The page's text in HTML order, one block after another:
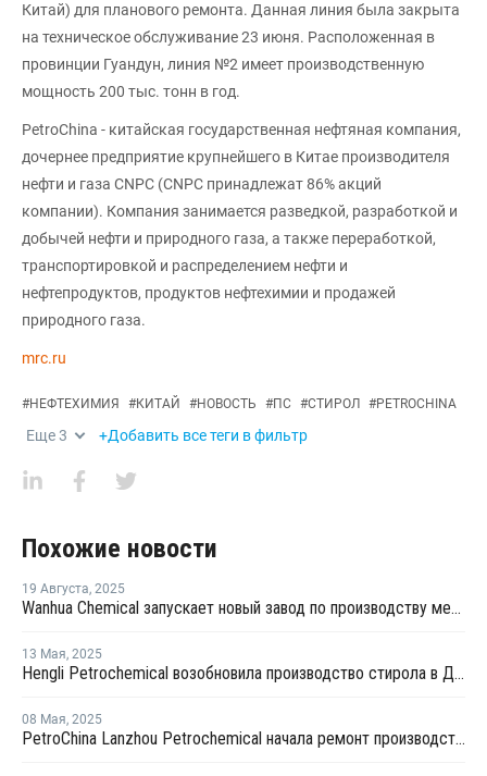
Китай) для планового ремонта. Данная линия была закрыта
на техническое обслуживание 23 июня. Расположенная в
провинции Гуандун, линия №2 имеет производственную
мощность 200 тыс. тонн в год.
PetroChina - китайская государственная нефтяная компания,
дочернее предприятие крупнейшего в Китае производителя
нефти и газа CNPC (CNPC принадлежат 86% акций
компании). Компания занимается разведкой, разработкой и
добычей нефти и природного газа, а также переработкой,
транспортировкой и распределением нефти и
нефтепродуктов, продуктов нефтехимии и продажей
природного газа.
mrc.ru
#НЕФТЕХИМИЯ #КИТАЙ #НОВОСТЬ #ПС #СТИРОЛ #PETROCHINA
Еще3 +Добавить все теги в фильтр
Похожие новости
19 Августа, 2025
Wanhua Chemical запускает новый завод по производству метилметакрилата стирола оптического класса в Китае
13 Мая, 2025
Hengli Petrochemical возобновила производство стирола в Даляне после ремонта
08 Мая, 2025
PetroChina Lanzhou Petrochemical начала ремонт производства стирола в Китае